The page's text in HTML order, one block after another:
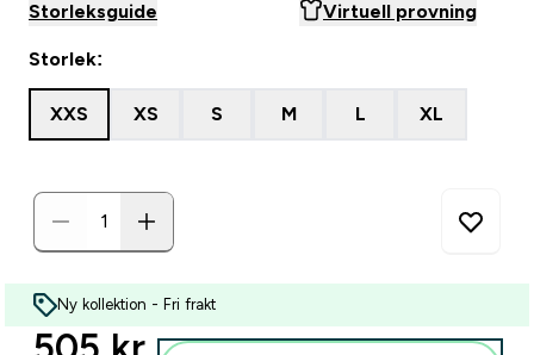
Storleksguide Virtuell provning
Storlek:
XXS XS S M L XL
Ny kollektion - Fri frakt